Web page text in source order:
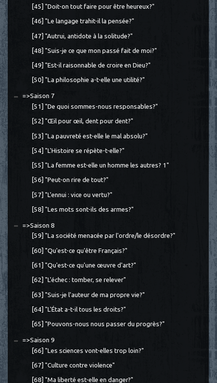
[45] "Doit-on tout faire pour être heureux?"
[46] "Le langage trahit-il la pensée?"
[47] "Autrui, antidote à la solitude?"
[48] "Suis-je ce que mon passé fait de moi?"
[49] "Est-il raisonnable de croire en Dieu?"
[50] "La philosophie a-t-elle une utilité?"
=>Saison 7
[51] "De quoi sommes-nous responsables?"
[52] "Œil pour œil, dent pour dent?"
[53] "La pauvreté est-elle le mal absolu?"
[54] "L'Histoire se répète-t-elle?"
[55] "La femme est-elle un homme les autres? 1"
[56] "Peut-on rire de tout?"
[57] "L'ennui : vice ou vertu?"
[58] "Les mots sont-ils des armes?"
=>Saison 8
[59] "La société menacée par l'ordre/le désordre?"
[60] "Qu'est-ce qu'être Français?"
[61] "Qu'est-ce qu'une œuvre d'art?"
[62] "L'échec : tomber, se relever"
[63] "Suis-je l'auteur de ma propre vie?"
[64] "L'État a-t-il tous les droits?"
[65] "Pouvons-nous nous passer du progrès?"
=>Saison 9
[66] "Les sciences vont-elles trop loin?"
[67] "Culture contre violence"
[68] "Ma liberté est-elle en danger?"